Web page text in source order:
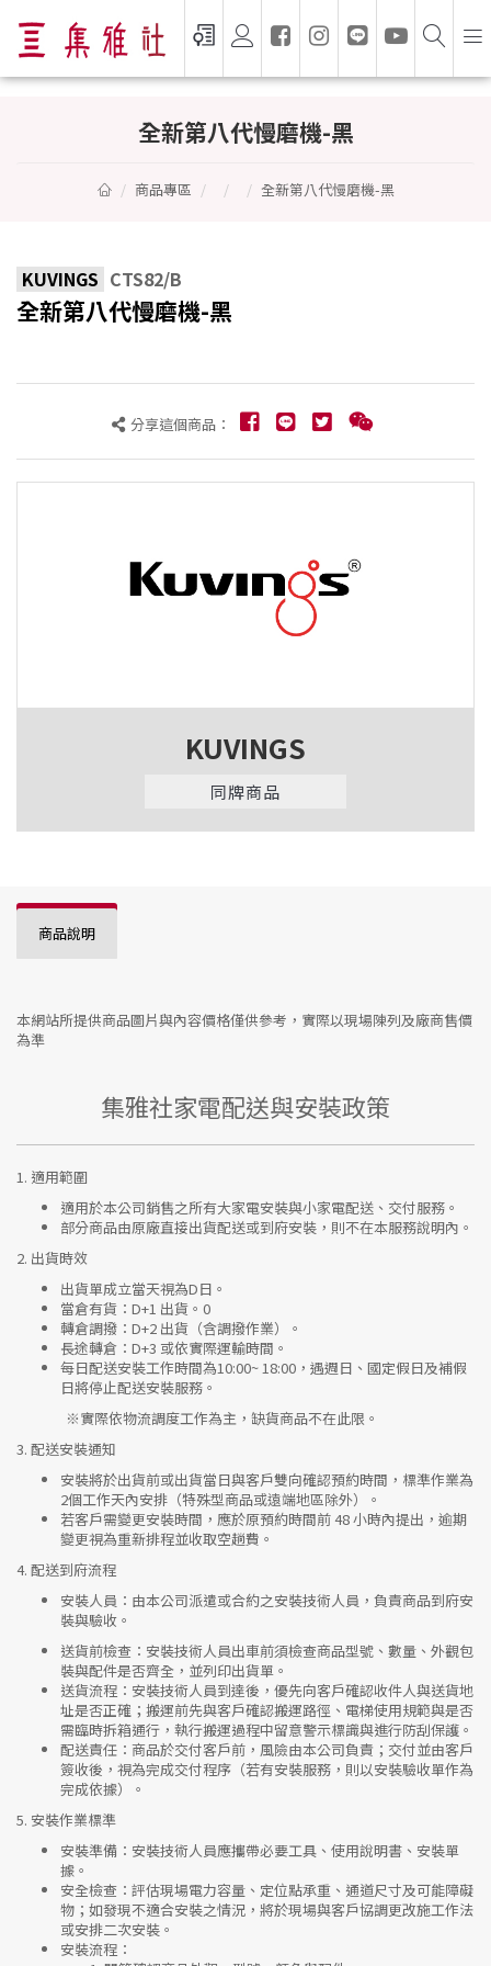
全新第八代慢磨機-黑 - KUVINGS
全新第八代慢磨機-黑
商品專區 全新第八代慢磨機-黑
KUVINGS CTS82/B
全新第八代慢磨機-黑
分享這個商品：
KUVINGS
同牌商品
商品說明
本網站所提供商品圖片與內容價格僅供參考，實際以現場陳列及廠商售價
為準
集雅社家電配送與安裝政策
1. 適用範圍
適用於本公司銷售之所有大家電安裝與小家電配送、交付服務。
部分商品由原廠直接出貨配送或到府安裝，則不在本服務說明內。
2. 出貨時效
出貨單成立當天視為D日。
當倉有貨： D+1 出貨。0
轉倉調撥： D+2 出貨（含調撥作業）。
長途轉倉： D+3 或依實際運輸時間。
每日配送安裝工作時間為10:00~ 18:00，遇週日、國定假日及補假
日將停止配送安裝服務。
※實際依物流調度工作為主，缺貨商品不在此限。
3. 配送安裝通知
安裝將於出貨前或出貨當日與客戶雙向確認預約時間，標準作業為
2個工作天內安排（特殊型商品或遠端地區除外）。
若客戶需變更安裝時間，應於原預約時間前 48 小時內提出，逾期
變更視為重新排程並收取空趟費。
4. 配送到府流程
安裝人員 ：由本公司派遣或合約之安裝技術人員，負責商品到府安
裝與驗收。
送貨前檢查 ：安裝技術人員出車前須檢查商品型號、數量、外觀包
裝與配件是否齊全，並列印出貨單。
送貨流程 ：安裝技術人員到達後，優先向客戶確認收件人與送貨地
址是否正確；搬運前先與客戶確認搬運路徑、電梯使用規範與是否
需臨時拆箱通行，執行搬運過程中留意警示標識與進行防刮保護。
配送責任 ：商品於交付客戶前，風險由本公司負責；交付並由客戶
簽收後，視為完成交付程序（若有安裝服務，則以安裝驗收單作為
完成依據）。
5. 安裝作業標準
安裝準備 ：安裝技術人員應攜帶必要工具、使用說明書、安裝單
據。
安全檢查 ：評估現場電力容量、定位點承重、通道尺寸及可能障礙
物；如發現不適合安裝之情況，將於現場與客戶協調更改施工作法
或安排二次安裝。
安裝流程 ：